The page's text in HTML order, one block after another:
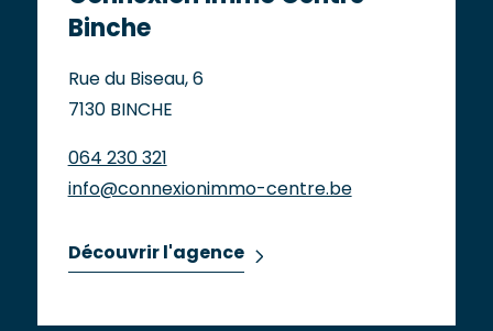
Binche
Rue du Biseau, 6
7130 BINCHE
064 230 321
info@connexionimmo-centre.be
Découvrir l'agence